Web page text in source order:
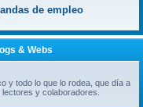
de empleo
& Webs
y todo lo que lo rodea, que día a
y colaboradores.